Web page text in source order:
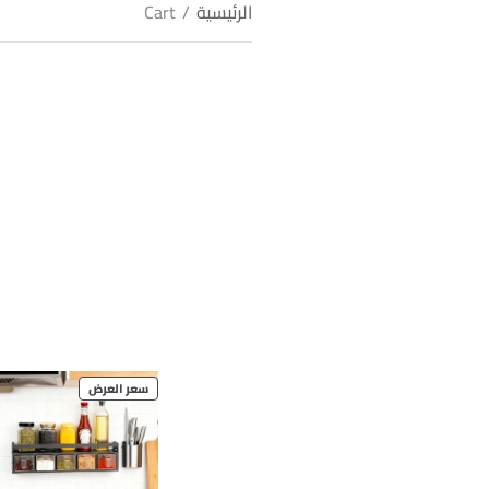
الرئيسية /
Cart
سعر العرضPRODUCT
ON
SALE